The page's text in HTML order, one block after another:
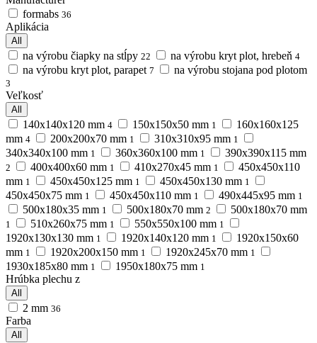
formabs 36
Aplikácia
All
na výrobu čiapky na stĺpy 22 na výrobu kryt plot, hrebeň 4
na výrobu kryt plot, parapet 7 na výrobu stojana pod plotom
3
Veľkosť
All
140x140x120 mm 4 150х150х50 mm 1
160x160x125
mm 4 200х200х70 mm 1 310x310x95 mm 1
340x340x100 mm 1 360x360x100 mm 1 390x390x115 mm
2 400x400x60 mm 1 410x270x45 mm 1
450x450x110
mm 1 450x450x125 mm 1 450x450x130 mm 1
450x450x75 mm 1 450х450х110 mm 1 490x445x95 mm 1
500x180x35 mm 1 500x180x70 mm 2 500х180х70 mm
1 510x260x75 mm 1 550x550x100 mm 1
1920х130х130 mm 1 1920х140х120 mm 1
1920х150х60
mm 1 1920х200х150 mm 1 1920х245х70 mm 1
1930х185х80 mm 1 1950x180x75 mm 1
Hrúbka plechu z
All
2 mm 36
Farba
All